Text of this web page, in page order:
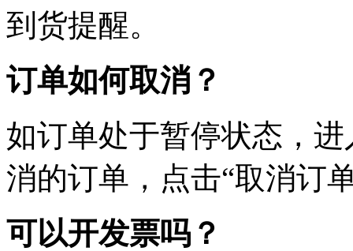
到货提醒。
订单如何取消？
如订单处于暂停状态，
消的订单，点击“取消订
可以开发票吗？